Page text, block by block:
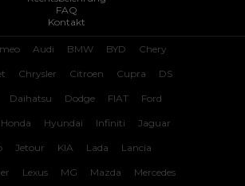
FAQ
Kontakt
Audi BMW BYD Chery
Chrysler Citroen Cupra DS
Daihatsu Dodge FIAT Ford
Honda Hyundai Infiniti Jaguar
Jetour KIA Lada Lancia
Lexus MG Mazda Mercedes